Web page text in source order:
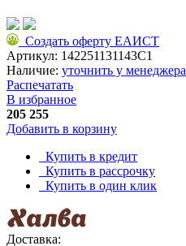
Создать оферту ЕАИСТ
Артикул: 142251131143C1
Наличие: уточнить у менеджера
Распечатать
В избранное
205 255
Добавить в корзину
Купить в кредит
Купить в рассрочку
Купить в один клик
Доставка: